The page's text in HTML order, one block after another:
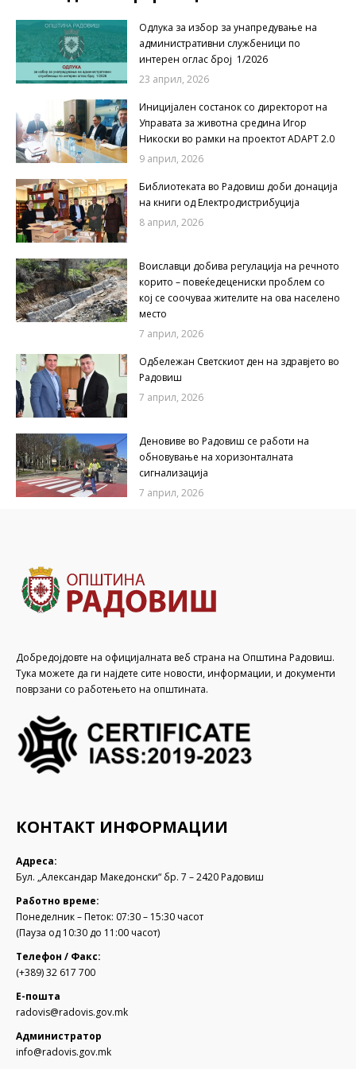
Одлука за избор за унапредување на
административни службеници по
интерен оглас број 1/2026
23 април, 2026
Иницијален состанок со директорот на
Управата за животна средина Игор
Никоски во рамки на проектот ADAPT 2.0
9 април, 2026
Библиотеката во Радовиш доби донација
на книги од Електродистрибуција
8 април, 2026
Воиславци добива регулација на речното
корито – повеќедецениски проблем со
кој се соочуваа жителите на ова населено
место
7 април, 2026
Одбележан Светскиот ден на здравјето во
Радовиш
7 април, 2026
Деновиве во Радовиш се работи на
обновување на хоризонталната
сигнализација
7 април, 2026
Добредојдовте на официјалната веб страна на Општина Радовиш.
Тука можете да ги најдете сите новости, информации, и документи
поврзани со работењето на општината.
КОНТАКТ ИНФОРМАЦИИ
Адреса:
Бул. „Александар Македонски“ бр. 7 – 2420 Радовиш
Работно време:
Понеделник – Петок: 07:30 – 15:30 часот
(Пауза од 10:30 до 11:00 часот)
Телефон / Факс:
(+389) 32 617 700
Е-пошта
radovis@radovis.gov.mk
Администратор
info@radovis.gov.mk